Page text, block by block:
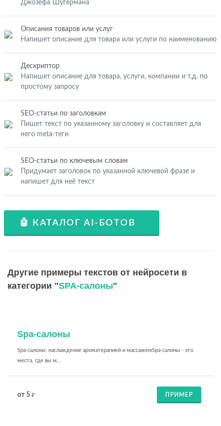
Джозефа Шугермана
Описания товаров или услуг
Напишет описание для товара или услуги по наименованию
Дескриптор
Напишет описание для товара, услуги, компании и т.д. по
простому запросу
SEO-статьи по заголовкам
Пишет текст по указанному заголовку и составляет для
него meta-теги
SEO-статьи по ключевым словам
Придумает заголовок по указанной ключевой фразе и
напишет для неё текст
🤖 КАТАЛОГ AI-БОТОВ
Другие примеры текстов от нейросети в
категории "SPA-салоны"
Spa-салоны
Spa-салоны: наслаждение ароматерапией и массажемSpa-салоны - это
места, где вы м...
от 5 ₽ ПРИМЕР